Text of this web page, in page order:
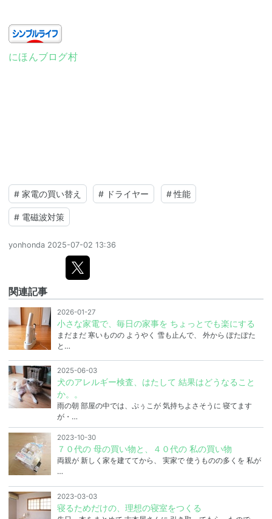
にほんブログ村
# 家電の買い替え # ドライヤー # 性能
# 電磁波対策
yonhonda 2025-07-02 13:36
関連記事
2026-01-27
小さな家電で、毎日の家事を ちょっとでも楽にする
まだまだ 寒いものの ようやく 雪も止んで、 外から ぽたぽた
と…
2025-06-03
犬のアレルギー検査、はたして 結果はどうなること
か。。
雨の朝 部屋の中では、ぷぅこが 気持ちよさそうに 寝てます
が・…
2023-10-30
７０代の 母の買い物と、４０代の 私の買い物
両親が 新しく家を建ててから、 実家で 使うものの多くを 私が
…
2023-03-03
寝るためだけの、理想の寝室をつくる